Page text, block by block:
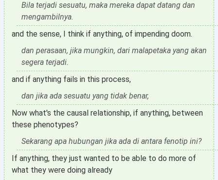
Bila terjadi sesuatu, maka mereka dapat datang dan
mengambilnya.
and the sense, I think if anything, of impending doom.
dan perasaan, jika mungkin, dari malapetaka yang akan
segera terjadi.
and if anything fails in this process,
dan jika ada sesuatu yang tidak benar,
Now what's the causal relationship, if anything, between
these phenotypes?
Sekarang apa hubungan jika ada di antara fenotip ini?
If anything, they just wanted to be able to do more of
what they were doing already